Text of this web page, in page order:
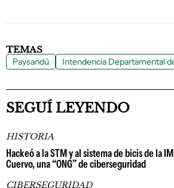
TEMAS
Paysandú Intendencia Departamental
SEGUÍ LEYENDO
HISTORIA
Hackeó a la STM y al sistema de bicis de la
Cuervo, una “ONG” de ciberseguridad
CIBERSEGURIDAD